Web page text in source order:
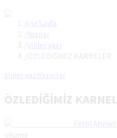
Ana Sayfa
Yazılar
slider yazı
ÖZLEDİĞİMİZ KARNELER
slider yazıYazarlar
ÖZLEDİĞİMİZ
Fethi
okuma